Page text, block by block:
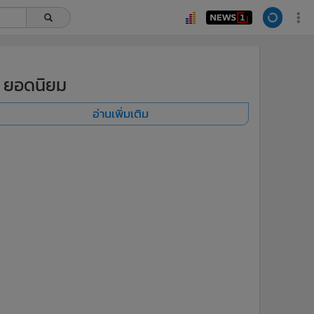
ยอดนิยม
อ่านเพิ่มเติม